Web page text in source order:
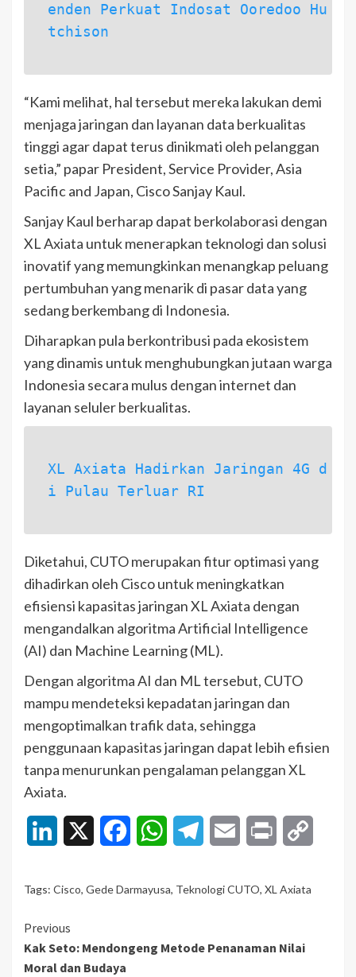
enden Perkuat Indosat Ooredoo Hu
tchison
“Kami melihat, hal tersebut mereka lakukan demi
menjaga jaringan dan layanan data berkualitas
tinggi agar dapat terus dinikmati oleh pelanggan
setia,” papar President, Service Provider, Asia
Pacific and Japan, Cisco Sanjay Kaul.
Sanjay Kaul berharap dapat berkolaborasi dengan
XL Axiata untuk menerapkan teknologi dan solusi
inovatif yang memungkinkan menangkap peluang
pertumbuhan yang menarik di pasar data yang
sedang berkembang di Indonesia.
Diharapkan pula berkontribusi pada ekosistem
yang dinamis untuk menghubungkan jutaan warga
Indonesia secara mulus dengan internet dan
layanan seluler berkualitas.
XL Axiata Hadirkan Jaringan 4G d
i Pulau Terluar RI
Diketahui, CUTO merupakan fitur optimasi yang
dihadirkan oleh Cisco untuk meningkatkan
efisiensi kapasitas jaringan XL Axiata dengan
mengandalkan algoritma Artificial Intelligence
(AI) dan Machine Learning (ML).
Dengan algoritma AI dan ML tersebut, CUTO
mampu mendeteksi kepadatan jaringan dan
mengoptimalkan trafik data, sehingga
penggunaan kapasitas jaringan dapat lebih efisien
tanpa menurunkan pengalaman pelanggan XL
Axiata.
LinkedIn FacebookWhatsAppTelegramEmail Print
Tags: Cisco, Gede Darmayusa, Teknologi CUTO, XL Axiata
Continue
Reading
Previous
Kak Seto: Mendongeng Metode Penanaman Nilai
Moral dan Budaya